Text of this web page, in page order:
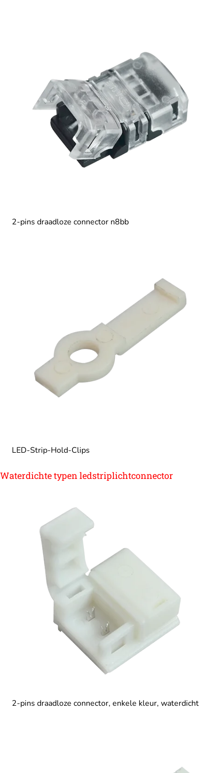
2-pins draadloze connector n8bb
LED-Strip-Hold-Clips
Waterdichte typen ledstriplichtconnector
2-pins draadloze connector, enkele kleur, waterdicht